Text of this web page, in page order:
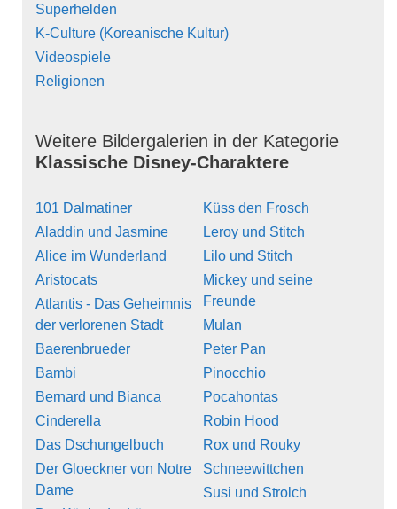
Superhelden
K-Culture (Koreanische Kultur)
Videospiele
Religionen
Weitere Bildergalerien in der Kategorie
Klassische Disney-Charaktere
101 Dalmatiner
Aladdin und Jasmine
Alice im Wunderland
Aristocats
Atlantis - Das Geheimnis
der verlorenen Stadt
Baerenbrueder
Bambi
Bernard und Bianca
Cinderella
Das Dschungelbuch
Der Gloeckner von Notre
Dame
Küss den Frosch
Leroy und Stitch
Lilo und Stitch
Mickey und seine
Freunde
Mulan
Peter Pan
Pinocchio
Pocahontas
Robin Hood
Rox und Rouky
Schneewittchen
Susi und Strolch